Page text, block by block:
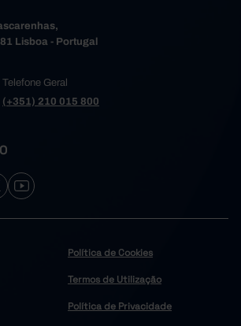
Lisboa - Portugal
Telefone Geral
(+351) 210 015 800
Política de Cookies
Termos de Utilização
Política de Privacidade